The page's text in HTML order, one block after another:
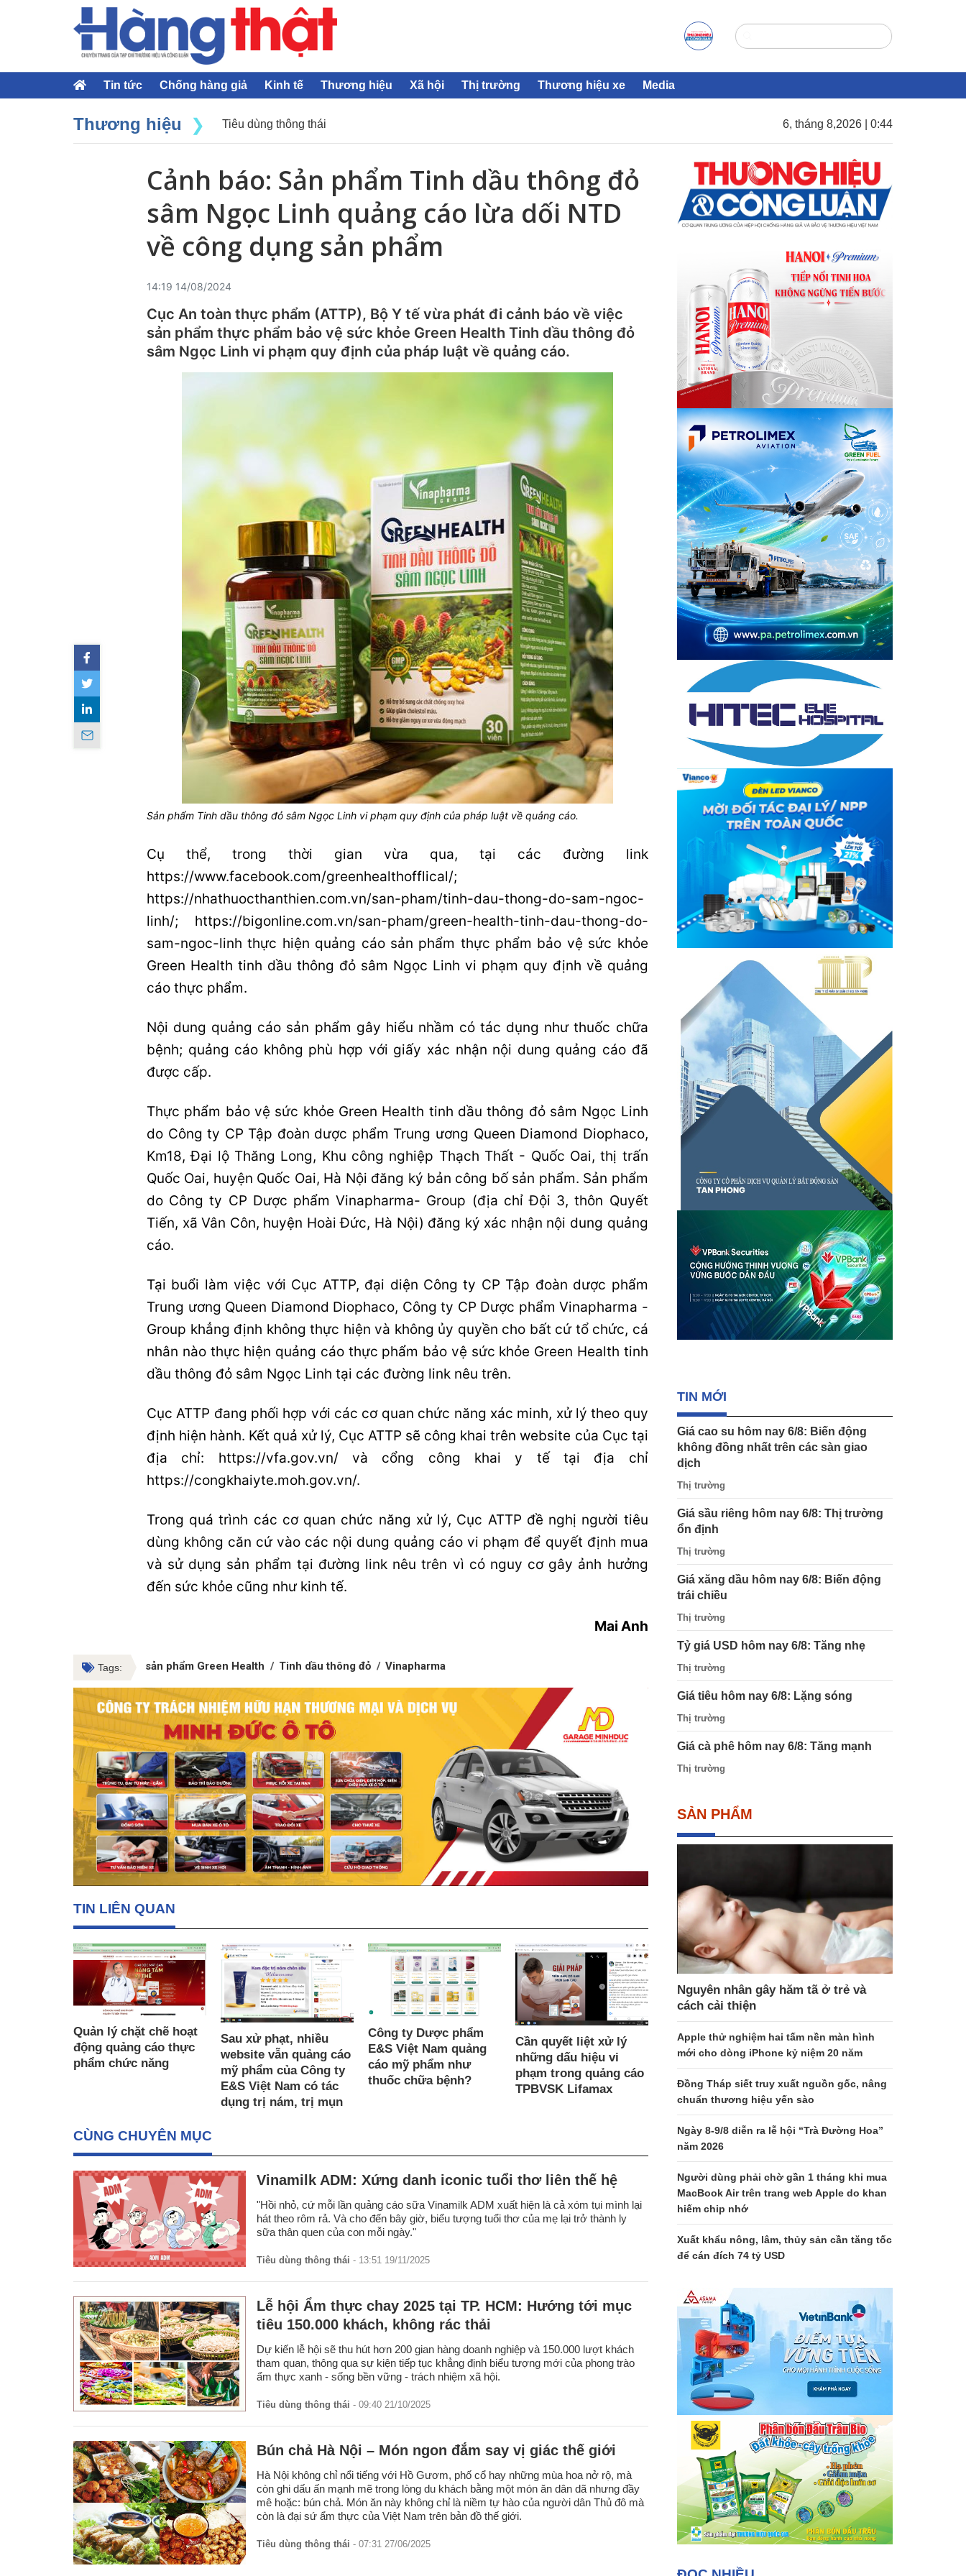
Tin tức Chống hàng giả Kinh tế Thương hiệu Xã hội Thị trường Thương hiệu xe Media
Thương hiệu Tiêu dùng thông thái 6, tháng 8,2026 | 0:44
Cảnh báo: Sản phẩm Tinh dầu thông đỏ
sâm Ngọc Linh quảng cáo lừa dối NTD
về công dụng sản phẩm
14:19 14/08/2024
Cục An toàn thực phẩm (ATTP), Bộ Y tế vừa phát đi cảnh báo về việc
sản phẩm thực phẩm bảo vệ sức khỏe Green Health Tinh dầu thông đỏ
sâm Ngọc Linh vi phạm quy định của pháp luật về quảng cáo.
Sản phẩm Tinh dầu thông đỏ sâm Ngọc Linh vi phạm quy định của pháp luật về quảng cáo.
Cụ thể, trong thời gian vừa qua, tại các đường link
https://www.facebook.com/greenhealthofflical/;
https://nhathuocthanthien.com.vn/san-pham/tinh-dau-thong-do-sam-ngoc-
linh/; https://bigonline.com.vn/san-pham/green-health-tinh-dau-thong-do-
sam-ngoc-linh thực hiện quảng cáo sản phẩm thực phẩm bảo vệ sức khỏe
Green Health tinh dầu thông đỏ sâm Ngọc Linh vi phạm quy định về quảng
cáo thực phẩm.
Nội dung quảng cáo sản phẩm gây hiểu nhầm có tác dụng như thuốc chữa
bệnh; quảng cáo không phù hợp với giấy xác nhận nội dung quảng cáo đã
được cấp.
Thực phẩm bảo vệ sức khỏe Green Health tinh dầu thông đỏ sâm Ngọc Linh
do Công ty CP Tập đoàn dược phẩm Trung ương Queen Diamond Diophaco,
Km18, Đại lộ Thăng Long, Khu công nghiệp Thạch Thất - Quốc Oai, thị trấn
Quốc Oai, huyện Quốc Oai, Hà Nội đăng ký bản công bố sản phẩm. Sản phẩm
do Công ty CP Dược phẩm Vinapharma- Group (địa chỉ Đội 3, thôn Quyết
Tiến, xã Vân Côn, huyện Hoài Đức, Hà Nội) đăng ký xác nhận nội dung quảng
cáo.
Tại buổi làm việc với Cục ATTP, đại diện Công ty CP Tập đoàn dược phẩm
Trung ương Queen Diamond Diophaco, Công ty CP Dược phẩm Vinapharma -
Group khẳng định không thực hiện và không ủy quyền cho bất cứ tổ chức, cá
nhân nào thực hiện quảng cáo thực phẩm bảo vệ sức khỏe Green Health tinh
dầu thông đỏ sâm Ngọc Linh tại các đường link nêu trên.
Cục ATTP đang phối hợp với các cơ quan chức năng xác minh, xử lý theo quy
định hiện hành. Kết quả xử lý, Cục ATTP sẽ công khai trên website của Cục tại
địa chỉ: https://vfa.gov.vn/ và cổng công khai y tế tại địa chỉ
https://congkhaiyte.moh.gov.vn/.
Trong quá trình các cơ quan chức năng xử lý, Cục ATTP đề nghị người tiêu
dùng không căn cứ vào các nội dung quảng cáo vi phạm để quyết định mua
và sử dụng sản phẩm tại đường link nêu trên vì có nguy cơ gây ảnh hưởng
đến sức khỏe cũng như kinh tế.
Mai Anh
Tags: sản phẩm Green Health Tinh dầu thông đỏ Vinapharma
TIN LIÊN QUAN
Quản lý chặt chẽ hoạt
động quảng cáo thực
phẩm chức năng
Sau xử phạt, nhiều
website vẫn quảng cáo
mỹ phẩm của Công ty
E&S Việt Nam có tác
dụng trị nám, trị mụn
Công ty Dược phẩm
E&S Việt Nam quảng
cáo mỹ phẩm như
thuốc chữa bệnh?
Cần quyết liệt xử lý
những dấu hiệu vi
phạm trong quảng cáo
TPBVSK Lifamax
CÙNG CHUYÊN MỤC
Vinamilk ADM: Xứng danh iconic tuổi thơ liên thế hệ
"Hồi nhỏ, cứ mỗi lần quảng cáo sữa Vinamilk ADM xuất hiện là cả xóm tụi mình lại
hát theo rôm rả. Và cho đến bây giờ, biểu tượng tuổi thơ của mẹ lại trở thành ly
sữa thân quen của con mỗi ngày."
Tiêu dùng thông thái - 13:51 19/11/2025
Lễ hội Ẩm thực chay 2025 tại TP. HCM: Hướng tới mục
tiêu 150.000 khách, không rác thải
Dự kiến lễ hội sẽ thu hút hơn 200 gian hàng doanh nghiệp và 150.000 lượt khách
tham quan, thông qua sự kiện tiếp tục khẳng định biểu tượng mới của phong trào
ẩm thực xanh - sống bền vững - trách nhiệm xã hội.
Tiêu dùng thông thái - 09:40 21/10/2025
Bún chả Hà Nội – Món ngon đắm say vị giác thế giới
Hà Nội không chỉ nổi tiếng với Hồ Gươm, phố cổ hay những mùa hoa nở rộ, mà
còn ghi dấu ấn mạnh mẽ trong lòng du khách bằng một món ăn dân dã nhưng đầy
mê hoặc: bún chả. Món ăn này không chỉ là niềm tự hào của người dân Thủ đô mà
còn là đại sứ ẩm thực của Việt Nam trên bản đồ thế giới.
Tiêu dùng thông thái - 07:31 27/06/2025
TIN MỚI
Giá cao su hôm nay 6/8: Biến động
không đồng nhất trên các sàn giao
dịch
Thị trường
Giá sầu riêng hôm nay 6/8: Thị trường
ổn định
Thị trường
Giá xăng dầu hôm nay 6/8: Biến động
trái chiều
Thị trường
Tỷ giá USD hôm nay 6/8: Tăng nhẹ
Thị trường
Giá tiêu hôm nay 6/8: Lặng sóng
Thị trường
Giá cà phê hôm nay 6/8: Tăng mạnh
Thị trường
SẢN PHẨM
Nguyên nhân gây hăm tã ở trẻ và
cách cải thiện
Apple thử nghiệm hai tấm nền màn hình
mới cho dòng iPhone kỷ niệm 20 năm
Đồng Tháp siết truy xuất nguồn gốc, nâng
chuẩn thương hiệu yến sào
Ngày 8-9/8 diễn ra lễ hội “Trà Đường Hoa”
năm 2026
Người dùng phải chờ gần 1 tháng khi mua
MacBook Air trên trang web Apple do khan
hiếm chip nhớ
Xuất khẩu nông, lâm, thủy sản cần tăng tốc
để cán đích 74 tỷ USD